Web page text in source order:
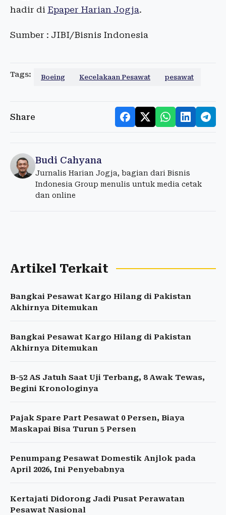
hadir di Epaper Harian Jogja.
Sumber : JIBI/Bisnis Indonesia
Tags: Boeing Kecelakaan Pesawat pesawat
Share
Budi Cahyana
Jurnalis Harian Jogja, bagian dari Bisnis
Indonesia Group menulis untuk media cetak
dan online
Artikel Terkait
Bangkai Pesawat Kargo Hilang di Pakistan
Akhirnya Ditemukan
Bangkai Pesawat Kargo Hilang di Pakistan
Akhirnya Ditemukan
B-52 AS Jatuh Saat Uji Terbang, 8 Awak Tewas,
Begini Kronologinya
Pajak Spare Part Pesawat 0 Persen, Biaya
Maskapai Bisa Turun 5 Persen
Penumpang Pesawat Domestik Anjlok pada
April 2026, Ini Penyebabnya
Kertajati Didorong Jadi Pusat Perawatan
Pesawat Nasional